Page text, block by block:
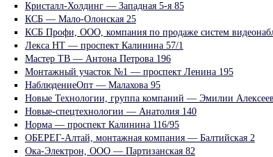
Кристалл-Холдинг — Западная 5-я 85
КСБ — Мало-Олонская 25
КСБ Профи, ООО, компания по продаже систем
Лекса НТ — проспект Калинина 57/1
Мастер ТВ — Антона Петрова 196
Монтажный участок №1 — проспект Ленина 195
НаблюдениеОпт — Малахова 95
Новые Технологии, группа компаний — Эмилии
Новые-спецтехнологии — Анатолия 140
Норма — проспект Калинина 116/95
ОБЕРЕГ-Алтай, монтажная компания — Балтийская 2
Ока-Электрон, ООО — Партизанская 82